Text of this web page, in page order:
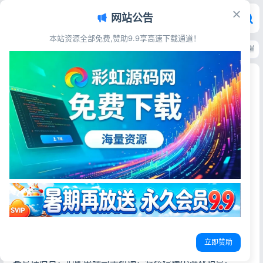
首页>源码资源>游戏娱乐>300款网页小游戏H5小游戏大全合集 完整运营
300款网页小游戏H5小游戏大全合集 完整运营源
码
彩虹源码网
2026-06-10 25阅读
源码简介
这是一款网页小游戏大全合集整理都在里面了，里面实际上
是200多款将近300款左右整理，直接丢服务器里，绑定域名
访问就可以玩，喜欢的自行部署吧！
精选300款网页H5小游戏合集，涵盖休闲、益智、对战等多
种类型，即点即玩无需下载，源码完整可用，上手简单，配
网站公告
本站资源全部免费,赞助9.9享高速下载通道！
立即赞助